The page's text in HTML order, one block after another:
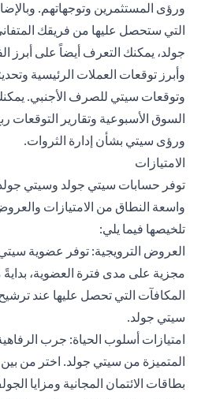
ورؤى المستثمرين وتوجهاتهم.
التي ستحصل عليها من فريقك
جولد، يمكنك التعرف أيضاً على أبرز
وأبرز توقعات العملات الرئيسية
وتوقعات سيتي للصرف الأجنبي.
السوق الأسبوعية وتقارير التوقعات
ورؤى سيتي بشأن إدارة الثروات.
الامتيازات
توفر حسابات سيتي جولد وسيتي
واسعة النطاق من الامتيازات
تلخيصها فيما يلي:
العروض الترويجية: توفر عضوية سيتي
مجزية على مدى فترة العضوية،
المكافآت التي تحصل عليها عند
سيتي جولد.
امتيازات أسلوب الحياة: جرب
المتميزة من سيتي جولد. اختر من بين
بطاقات الائتمان المجانية ومزايا